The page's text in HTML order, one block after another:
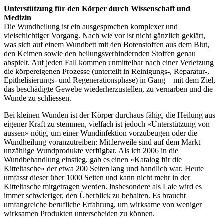
Unterstützung für den Körper durch Wissenschaft und
Medizin
Die Wundheilung ist ein ausgesprochen komplexer und
vielschichtiger Vorgang. Nach wie vor ist nicht gänzlich geklärt,
was sich auf einem Wundbett mit den Botenstoffen aus dem Blut,
den Keimen sowie den heilungsverhindernden Stoffen genau
abspielt. Auf jeden Fall kommen unmittelbar nach einer Verletzung
die körpereigenen Prozesse (unterteilt in Reinigungs-, Reparatur-,
Epithelisierungs- und Regenerationsphase) in Gang – mit dem Ziel,
das beschädigte Gewebe wiederherzustellen, zu vernarben und die
Wunde zu schliessen.
Bei kleinen Wunden ist der Körper durchaus fähig, die Heilung aus
eigener Kraft zu stemmen, vielfach ist jedoch «Unterstützung von
aussen» nötig, um einer Wundinfektion vorzubeugen oder die
Wundheilung voranzutreiben: Mittlerweile sind auf dem Markt
unzählige Wundprodukte verfügbar. Als ich 2006 in die
Wundbehandlung einstieg, gab es einen «Katalog für die
Kitteltasche» der etwa 200 Seiten lang und handlich war. Heute
umfasst dieser über 1000 Seiten und kann nicht mehr in der
Kitteltasche mitgetragen werden. Insbesondere als Laie wird es
immer schwieriger, den Überblick zu behalten. Es braucht
umfangreiche berufliche Erfahrung, um wirksame von weniger
wirksamen Produkten unterscheiden zu können.